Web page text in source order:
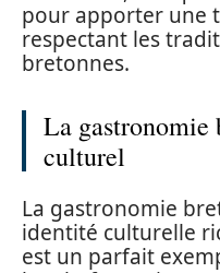
pour apporter une
respectant les
bretonnes.
La gastronomie
culturel
La gastronomie
identité culturelle
est un parfait